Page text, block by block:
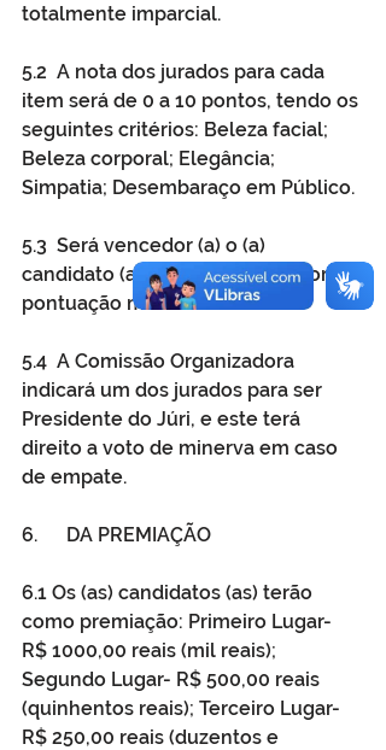
totalmente imparcial.
5.2  A nota dos jurados para cada
item será de 0 a 10 pontos, tendo os
seguintes critérios: Beleza facial;
Beleza corporal; Elegância;
Simpatia; Desembaraço em Público.
5.3  Será vencedor (a) o (a)
candidato (a) que obtiver a maior
pontuação média.
5.4  A Comissão Organizadora
indicará um dos jurados para ser
Presidente do Júri, e este terá
direito a voto de minerva em caso
de empate.
6.      DA PREMIAÇÃO
6.1 Os (as) candidatos (as) terão
como premiação: Primeiro Lugar-
R$ 1000,00 reais (mil reais);
Segundo Lugar- R$ 500,00 reais
(quinhentos reais); Terceiro Lugar-
R$ 250,00 reais (duzentos e